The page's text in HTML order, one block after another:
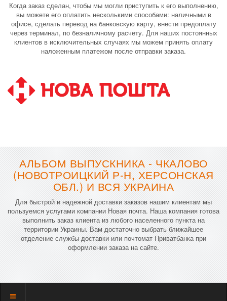
Когда заказ сделан, чтобы мы могли приступить к его выполнению,
вы можете его оплатить несколькими способами: наличными в
офисе, сделать перевод на банковскую карту, внести предоплату
через терминал, по безналичному расчету. Для наших постоянных
клиентов в исключительных случаях мы можем принять оплату
наложенным платежом после отправки заказа.
АЛЬБОМ ВЫПУСКНИКА - ЧКАЛОВО
(НОВОТРОИЦКИЙ Р-Н, ХЕРСОНСКАЯ
ОБЛ.) И ВСЯ УКРАИНА
Для быстрой и надежной доставки заказов нашим клиентам мы
пользуемся услугами компании Новая почта. Наша компания готова
выполнить заказ клиента из любого населенного пункта на
территории Украины. Вам достаточно выбрать ближайшее
отделение службы доставки или почтомат Приватбанка при
оформлении заказа на сайте.
Показать